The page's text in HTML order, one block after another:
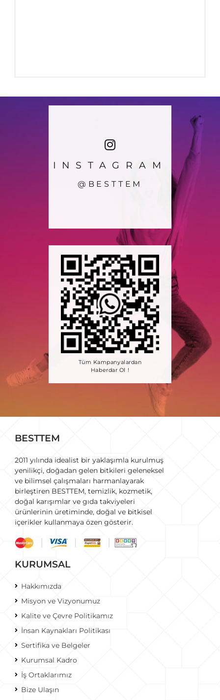
INSTAGRAM
@BESTTEM
Tüm Kampanyalardan
Haberdar Ol !
BESTTEM
2011 yılında idealist bir yaklaşımla kurulmuş
yenilikçi, doğadan gelen bitkileri geleneksel
ve bilimsel çalışmaları harmanlayarak
birleştiren BESTTEM, temizlik, kozmetik,
doğal karışımlar ve gıda takviyeleri
ürünlerinin üretiminde, doğal ve bitkisel
içerikler kullanmaya özen gösterir.
KURUMSAL
Hakkımızda
Misyon ve Vizyonumuz
Kalite ve Çevre Politikamız
İnsan Kaynakları Politikası
Sertifika ve Belgeler
Kurumsal Kadro
İş Ortaklarımız
Bize Ulaşın